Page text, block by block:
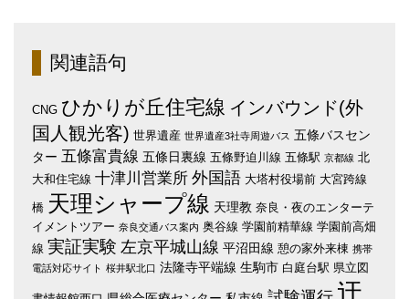
関連語句
CNG ひかりが丘住宅線 インバウンド(外
国人観光客) 世界遺産 世界遺産3社寺周遊バス 五條バスセン
ター 五條富貴線 五條日裏線 五條野迫川線 五條駅 京都線 北
大和住宅線 十津川営業所 外国語 大塔村役場前 大宮跨線
橋 天理シャープ線 天理教 奈良・夜のエンターテ
イメントツアー 奈良交通バス案内 奥谷線 学園前精華線 学園前高畑
線 実証実験 左京平城山線 平沼田線 憩の家外来棟 携帯
電話対応サイト 桜井駅北口 法隆寺平端線 生駒市 白庭台駅 県立図
迂